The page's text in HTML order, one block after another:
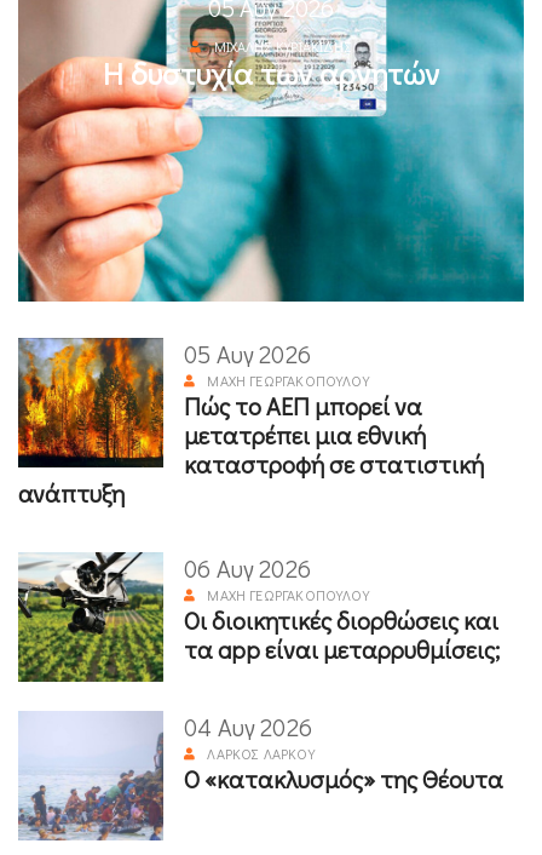
05 Αυγ 2026
ΜΙΧΆΛΗΣ ΚΥΡΙΑΚΊΔΗΣ
Η δυστυχία των αρνητών
05 Αυγ 2026
ΜΆΧΗ ΓΕΩΡΓΑΚΟΠΟΎΛΟΥ
Πώς το ΑΕΠ μπορεί να
μετατρέπει μια εθνική
καταστροφή σε στατιστική
ανάπτυξη
06 Αυγ 2026
ΜΆΧΗ ΓΕΩΡΓΑΚΟΠΟΎΛΟΥ
Οι διοικητικές διορθώσεις και
τα app είναι μεταρρυθμίσεις;
04 Αυγ 2026
ΛΆΡΚΟΣ ΛΆΡΚΟΥ
Ο «κατακλυσμός» της Θέουτα